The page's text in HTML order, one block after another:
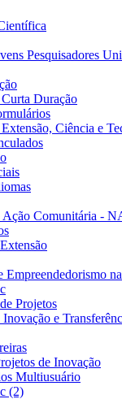
Pesquisadores
Duração
Ciência e
Ação Comunitária -
Empreendedorismo
Projetos
e
de Inovação
Multiusuário
(2)